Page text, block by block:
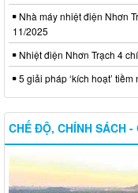
Nhà máy nhiệt điện Nhơn
11/2025
Nhiệt điện Nhơn Trạch 4
5 giải pháp ‘kích hoạt’
CHẾ ĐỘ, CHÍNH SÁCH -